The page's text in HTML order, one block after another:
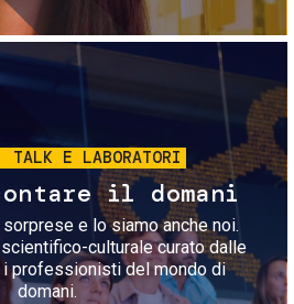
Immagine
TALK E LABORATORI
il domani
sorprese e lo siamo anche noi.
culturale curato dalle
professionisti del mondo di
domani.